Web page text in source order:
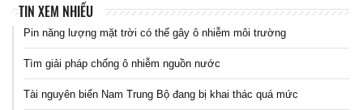
TIN XEM NHIỀU
Pin năng lượng mặt trời có thể gây ô nhiễm môi trường
Tìm giải pháp chống ô nhiễm nguồn nước
Tài nguyên biển Nam Trung Bộ đang bị khai thác quá mức